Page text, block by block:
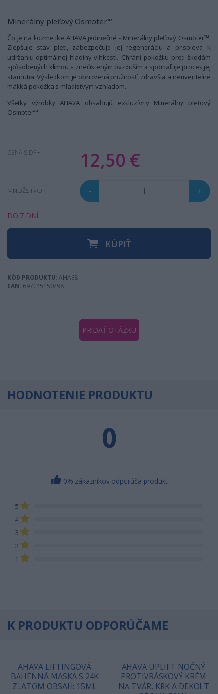
Minerálny pleťový Osmoter™
Čo je na kozmetike AHAVA jedinečné - Minerálny pleťový Osmoter™.
Zlepšuje stav pleti, zabezpečuje jej regeneráciu a prispieva k
udržaniu optimálnej hladiny vlhkosti. Chráni pokožku proti škodám
spôsobených klímou a znečisteným ovzduším a spomaľuje proces jej
starnutia. Výsledkom je obnovená pružnosť, zdravšia a neuveriteľne
mäkká pokožka s mladistvým vzhľadom.
Všetky výrobky AHAVA obsahujú exkluzívny Minerálny pleťový
Osmoter™.
CENA S DPH 12,50 €
MNOŽSTVO - +
DO 7 DNÍ
KÚPIŤ
KÓD PRODUKTU: AHA68
EAN: 697045150298
PRIDAŤ OTÁZKU
HODNOTENIE PRODUKTU
0
0% zákazníkov odporúča produkt
5
4
3
2
1
K PRODUKTU ODPORÚČAME
AHAVA LIFTINGOVÁ
BAHENNÁ MASKA S 24K
ZLATOM OBSAH: 15ML
AHAVA UPLIFT NOČNÝ
PROTIVRÁSKOVÝ KRÉM
NA TVÁR, KRK A DEKOLT